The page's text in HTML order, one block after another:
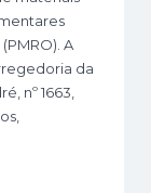
A
da
nº 1663,